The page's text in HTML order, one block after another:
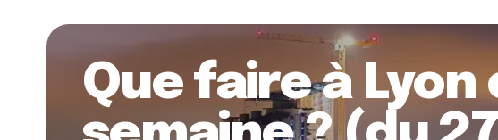
Que faire à